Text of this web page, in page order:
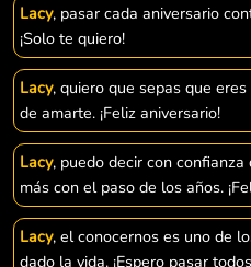
Lacy, pasar cada aniversario
¡Solo te quiero!
Lacy, quiero que sepas que
de amarte. ¡Feliz aniversario!
Lacy, puedo decir con
más con el paso de los años.
Lacy, el conocernos es uno de
dado la vida. ¡Espero pasar